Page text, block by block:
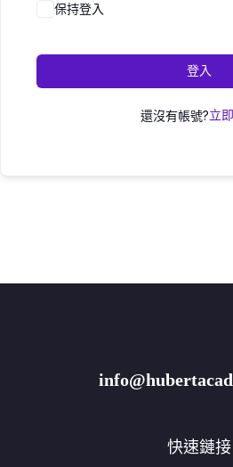
保持登入
登入
還沒有帳號?立
快速鏈接